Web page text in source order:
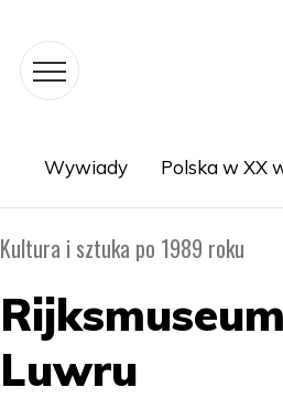
Wywiady Polska w XX
Kultura i sztuka po 1989 roku
Luwru